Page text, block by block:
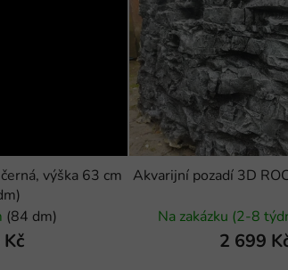
výška 63 cm
(84 dm)
Akvarijní pozadí 3D
Na zakázku (2-8
2 699